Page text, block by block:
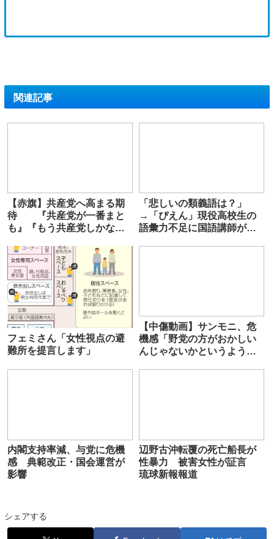
関連記事
【赤旗】共産党へ高まる期
待 『共産党が一番まと
も』『もう共産党しかな
「悲しいの類義語は？」
→「ぴえん」現役高校生の
語彙力不足に国語講師が危
フェミさん「女性視点の避
難所を提言します」
【中傷動画】サンモニ、危
機感「野党の方がおかしい
んじゃないかというような
内閣支持率減、与党に危機
感 典範改正・国会運営が
影響
辺野古沖転覆の死亡船長が
性暴力 被害女性が証言
琉球新報報道
シェアする